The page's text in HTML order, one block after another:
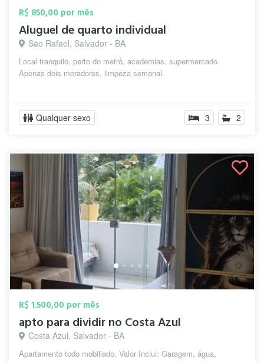
R$ 850,00 por mês
Aluguel de quarto individual
São Rafael, Salvador - BA
Local tranquilo, perto do metrô, academias, supermercado.
Apenas dois moradores, limpeza semanal.
Qualquer sexo 3 2
R$ 1.500,00 por mês
apto para dividir no Costa Azul
Costa Azul, Salvador - BA
Apartamento todo mobiliado. Valor Inclui: Garagem, água,